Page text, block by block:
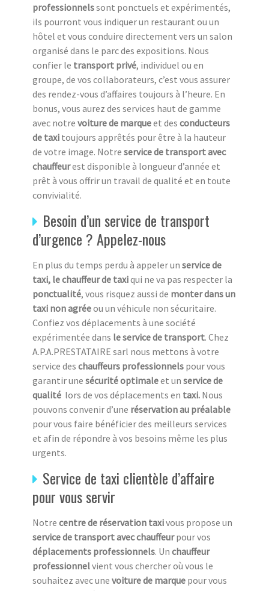
professionnelssont ponctuels et expérimentés,
ils pourront vous indiquer un restaurant ou un
hôtel et vous conduire directement vers un salon
organisé dans le parc des expositions. Nous
confier le transport privé, individuel ou en
groupe, de vos collaborateurs, c’est vous assurer
des rendez-vous d’affaires toujours à l’heure. En
bonus, vous aurez des services haut de gamme
avec notre voiture de marqueet des conducteurs
de taxi toujours apprêtés pour être à la hauteur
de votre image. Notre service de transport avec
chauffeurest disponible à longueur d’année et
prêt à vous offrir un travail de qualité et en toute
convivialité.
Besoin d’un service de transport
d’urgence ? Appelez-nous
En plus du temps perdu à appeler un service de
taxi, le chauffeur de taxiqui ne va pas respecter la
ponctualité, vous risquez aussi de monter dans un
taxi non agréeou un véhicule non sécuritaire.
Confiez vos déplacements à une société
expérimentée dans le service de transport. Chez
A.P.A.PRESTATAIRE sarl nous mettons à votre
service des chauffeurs professionnels pour vous
garantir une sécurité optimaleet un service de
qualité lors de vos déplacements en taxi. Nous
pouvons convenir d’une réservation au préalable
pour vous faire bénéficier des meilleurs services
et afin de répondre à vos besoins même les plus
urgents.
Service de taxi clientèle d’affaire
pour vous servir
Notre centre de réservation taxivous propose un
service de transport avec chauffeurpour vos
déplacements professionnels. Un chauffeur
professionnelvient vous chercher où vous le
souhaitez avec une voiture de marque pour vous